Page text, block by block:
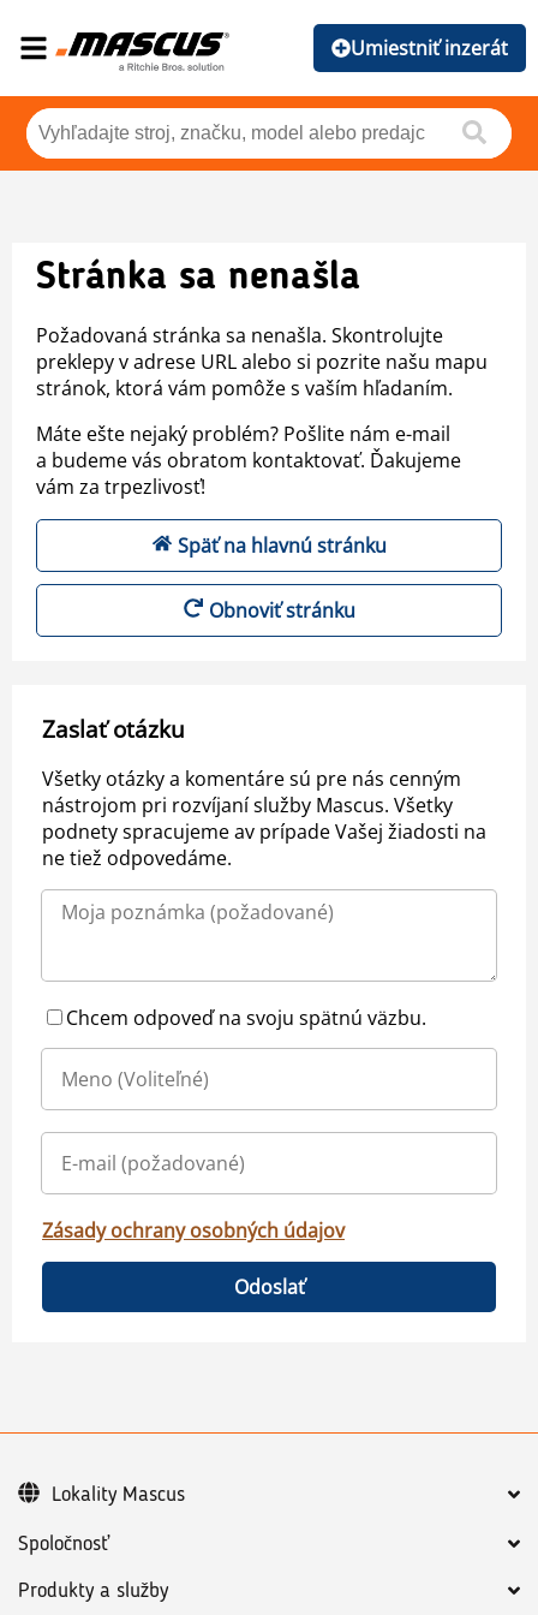
Umiestniť inzerát
Stránka sa nenašla
Požadovaná stránka sa nenašla. Skontrolujte
preklepy v adrese URL alebo si pozrite našu mapu
stránok, ktorá vám pomôže s vaším hľadaním.
Máte ešte nejaký problém? Pošlite nám e-mail
a budeme vás obratom kontaktovať. Ďakujeme
vám za trpezlivosť!
Späť na hlavnú stránku
Obnoviť stránku
Zaslať otázku
Všetky otázky a komentáre sú pre nás cenným
nástrojom pri rozvíjaní služby Mascus. Všetky
podnety spracujeme av prípade Vašej žiadosti na
ne tiež odpovedáme.
Chcem odpoveď na svoju spätnú väzbu.
Zásady ochrany osobných údajov
Odoslať
Spoločnosť
Produkty a služby
Lokality Mascus